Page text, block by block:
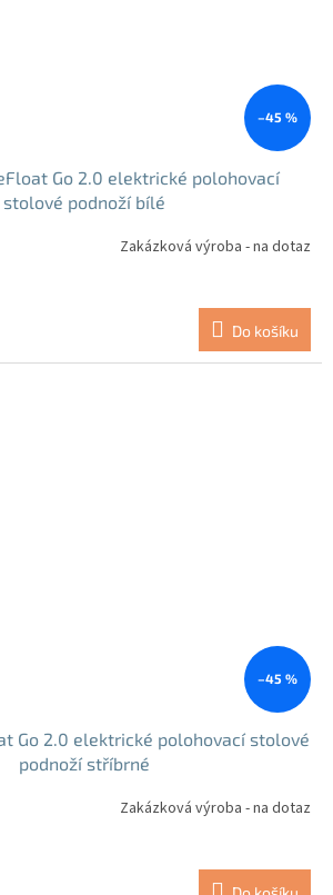
–45 %
Go 2.0 elektrické polohovací
stolové podnoží bílé
Zakázková výroba - na dotaz
Do košíku
–45 %
Go 2.0 elektrické polohovací stolové
podnoží stříbrné
Zakázková výroba - na dotaz